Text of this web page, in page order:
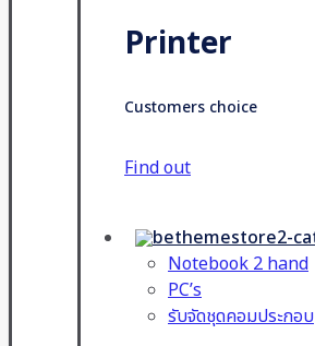
Printer
Customers choice
Find out
Notebook 2 hand
PC’s
รับจัดชุดคอมประกอบ